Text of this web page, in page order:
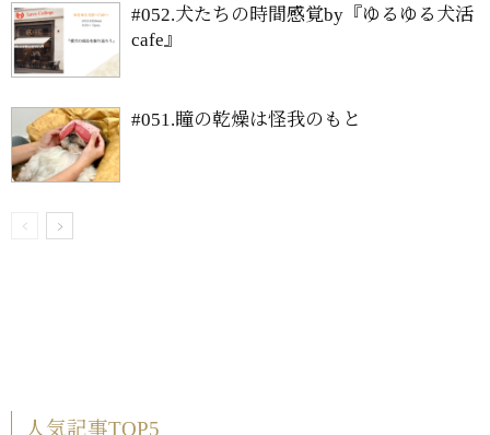
#052.犬たちの時間感覚by『ゆるゆる犬活
cafe』
#051.瞳の乾燥は怪我のもと
人気記事TOP5